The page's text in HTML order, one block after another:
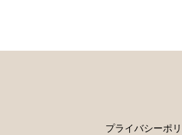
プライバシーポ